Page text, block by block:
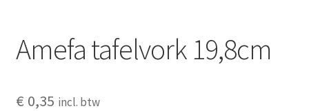
Amefa tafelvork 19,8cm
€ 0,35 incl. btw